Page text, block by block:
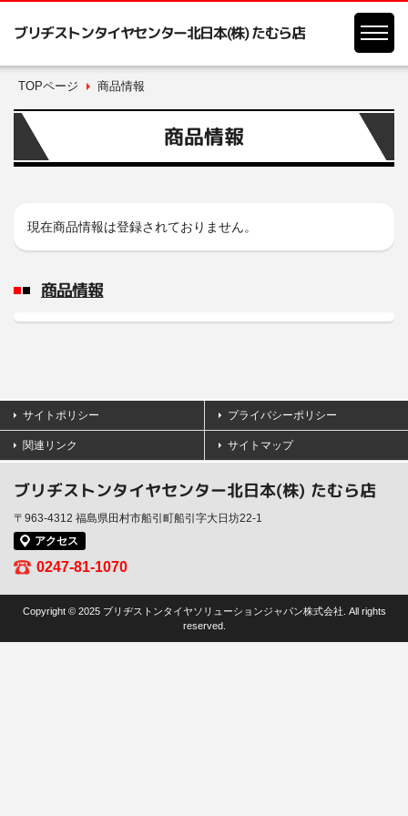
ブリヂストンタイヤセンター北日本(株) たむら店
TOPページ 商品情報
商品情報
現在商品情報は登録されておりません。
商品情報
サイトポリシー プライバシーポリシー
関連リンク サイトマップ
ブリヂストンタイヤセンター北日本(株) たむら店
〒963-4312 福島県田村市船引町船引字大日坊22-1
アクセス
0247-81-1070
Copyright © 2025 ブリヂストンタイヤソリューションジャパン株式会社. All rights
reserved.